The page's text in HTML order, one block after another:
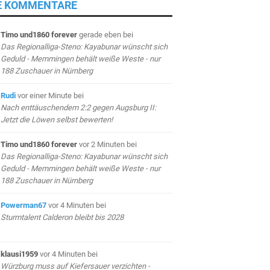
KOMMENTARE
Timo und1860 forever gerade ebenbei
Das Regionalliga-Steno: Kayabunar wünscht sich
Geduld - Memmingen behält weiße Weste - nur
188 Zuschauer in Nürnberg
Rudi vor einer Minutebei
Nach enttäuschendem 2:2 gegen Augsburg II:
Jetzt die Löwen selbst bewerten!
Timo und1860 forever vor 2 Minuten bei
Das Regionalliga-Steno: Kayabunar wünscht sich
Geduld - Memmingen behält weiße Weste - nur
188 Zuschauer in Nürnberg
Powerman67 vor 4 Minuten bei
Sturmtalent Calderon bleibt bis 2028
klausi1959 vor 4 Minuten bei
Würzburg muss auf Kiefersauer verzichten -